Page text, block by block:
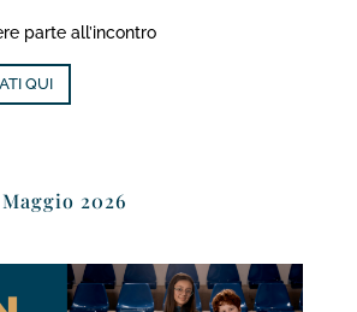
parte all’incontro
QUI
2026